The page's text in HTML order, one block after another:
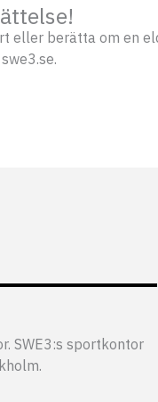
eller berätta om en
SWE3:s sportkontor